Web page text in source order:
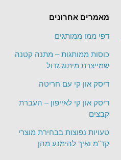
מאמרים אחרונים
דפי ממו ממותגים
כוסות ממותגות – מתנה קטנה
שמייצרת מיתוג גדול
דיסק און קי עם חריטה
דיסק און קי לאייפון – העברת
קבצים
טעויות נפוצות בבחירת מוצרי
קד"מ ואיך להימנע מהן